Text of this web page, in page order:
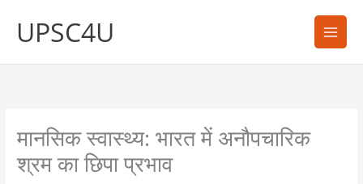
UPSC4U
मानसिक स्वास्थ्य: भारत में अनौपचारिक
श्रम का छिपा प्रभाव